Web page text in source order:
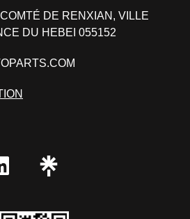
DE RENXIAN, VILLE
DU HEBEI 055152